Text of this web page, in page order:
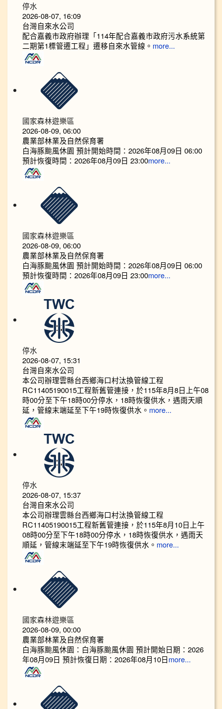
停水
2026-08-07, 16:09
台灣自來水公司
配合嘉義市政府辦理「114年配合嘉義市政府污水系統第
二期第1標管遷工程」遷移自來水管線。 more...
國家森林遊樂區
2026-08-09, 06:00
農業部林業及自然保育署
白海豚颱風休園 預計開始時間：2026年08月09日 06:00
預計恢復時間：2026年08月09日 23:00more...
國家森林遊樂區
2026-08-09, 06:00
農業部林業及自然保育署
白海豚颱風休園 預計開始時間：2026年08月09日 06:00
預計恢復時間：2026年08月09日 23:00more...
停水
2026-08-07, 15:31
台灣自來水公司
本公司辦理雲縣台西鄉海口村汰換管線工程
RC11405190015工程新舊管連接，於115年8月8日上午08
時00分至下午18時00分停水，18時恢復供水，遇雨天順
延，管線末端延至下午19時恢復供水。 more...
停水
2026-08-07, 15:37
台灣自來水公司
本公司辦理雲縣台西鄉海口村汰換管線工程
RC11405190015工程新舊管連接，於115年8月10日上午
08時00分至下午18時00分停水，18時恢復供水，遇雨天
順延，管線末端延至下午19時恢復供水。 more...
國家森林遊樂區
2026-08-09, 00:00
農業部林業及自然保育署
白海豚颱風休園：白海豚颱風休園 預計開始日期：2026
年08月09日 預計恢復日期：2026年08月10日 more...